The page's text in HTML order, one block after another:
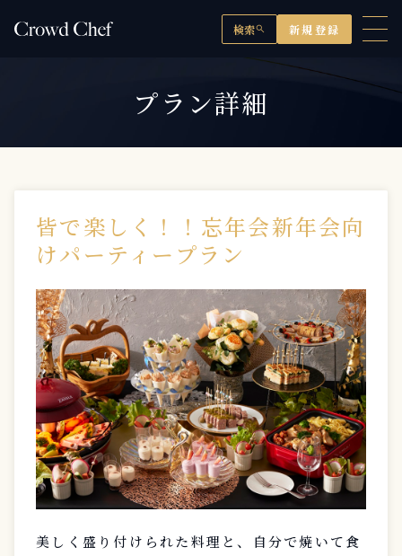
検索search 新規登録
プラン詳細
皆で楽しく！！忘年会新年会向
けパーティープラン
美しく盛り付けられた料理と、自分で焼いて食